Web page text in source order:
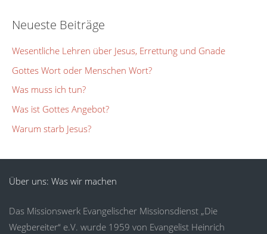
Neueste Beiträge
Wesentliche Lehren über Jesus, Errettung und Gnade
Gottes Wort oder Menschen Wort?
Was muss ich tun?
Was ist Gottes Angebot?
Warum starb Jesus?
Über uns: Was wir machen
Das Missionswerk Evangelischer Missionsdienst „Die
Wegbereiter“ e.V. wurde 1959 von Evangelist Heinrich